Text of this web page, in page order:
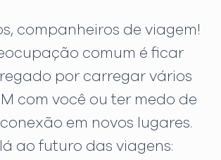
companheiros de viagem!
comum é ficar
por carregar vários
com você ou ter medo de
em novos lugares.
ao futuro das viagens: